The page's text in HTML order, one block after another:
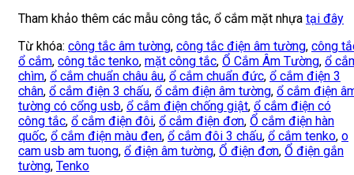
Tham khảo thêm các mẫu công tắc, ổ cắm mặt nhựa tại đây
Từ khóa: công tắc âm tường, công tắc điện âm tường, công
ổ cắm, công tắc tenko, mặt công tắc, Ổ Cắm Âm Tường, ổ
chìm, ổ cắm chuẩn châu âu, ổ cắm chuẩn đức, ổ cắm điện 3
chân, ổ cắm điện 3 chấu, ổ cắm điện âm tường, ổ cắm điện
tường có cổng usb, ổ cắm điện chống giật, ổ cắm điện có
công tắc, ổ cắm điện đôi, ổ cắm điện đơn, Ổ cắm điện hàn
quốc, ổ cắm điện màu đen, ổ cắm đôi 3 chấu, ổ cắm tenko, o
cam usb am tuong, ổ điện âm tường, Ổ điện đơn, Ổ điện gắn
tường, Tenko